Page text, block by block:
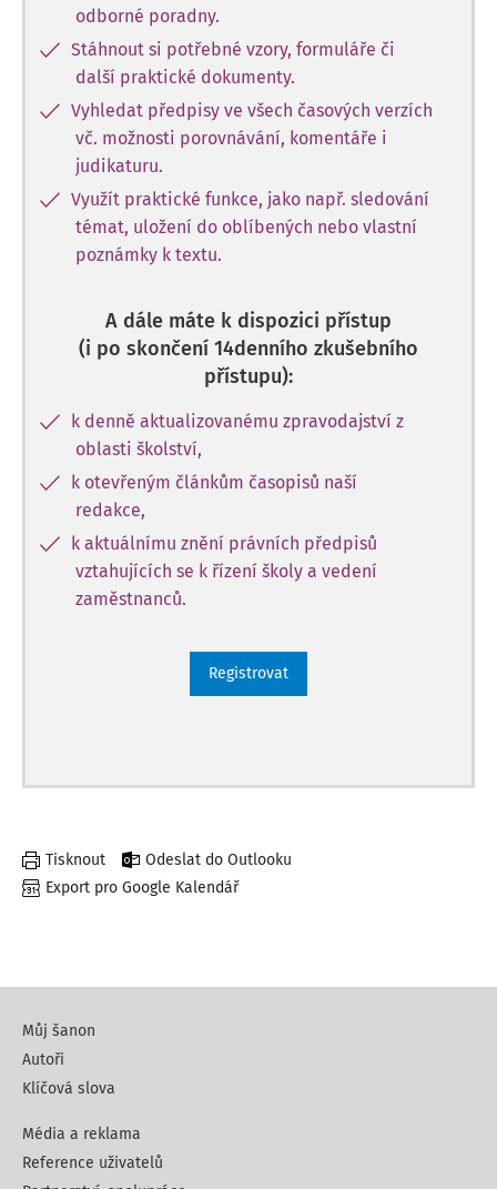
odborné poradny.
Stáhnout si potřebné vzory, formuláře či
další praktické dokumenty.
Vyhledat předpisy ve všech časových verzích
vč. možnosti porovnávání, komentáře i
judikaturu.
Využít praktické funkce, jako např. sledování
témat, uložení do oblíbených nebo vlastní
poznámky k textu.
A dále máte k dispozici přístup
(i po skončení 14denního zkušebního
přístupu):
k denně aktualizovanému zpravodajství z
oblasti školství,
k otevřeným článkům časopisů naší
redakce,
k aktuálnímu znění právních předpisů
vztahujících se k řízení školy a vedení
zaměstnanců.
Registrovat
Tisknout
Odeslat do Outlooku
Export pro Google Kalendář
Můj šanon
Autoři
Klíčová slova
Média a reklama
Reference uživatelů